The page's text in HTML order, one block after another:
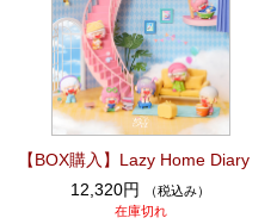
【BOX購入】Lazy Home Diary
12,320円
（税込み）
在庫切れ